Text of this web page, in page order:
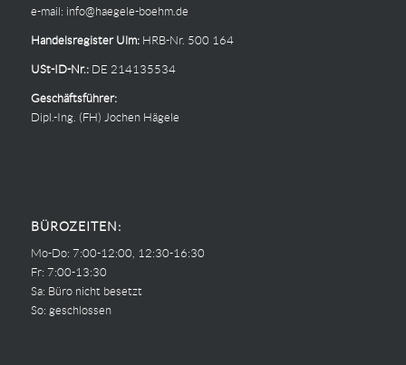
e-mail: info@haegele-boehm.de
Handelsregister Ulm:HRB-Nr. 500 164
USt-ID-Nr.:DE 214135534
Geschäftsführer:
Dipl.-Ing. (FH) Jochen Hägele
BÜROZEITEN:
Mo-Do: 7:00-12:00, 12:30-16:30
Fr: 7:00-13:30
Sa: Büro nicht besetzt
So: geschlossen